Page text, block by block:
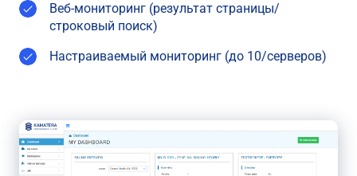
Веб-мониторинг (результат страницы/
строковый поиск)
Настраиваемый мониторинг (до 10/серверов)